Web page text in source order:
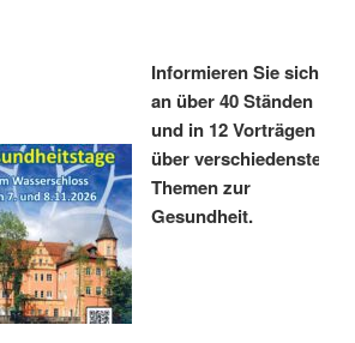
Informieren Sie sich
an über 40 Ständen
und in 12 Vorträgen
über verschiedenste
Themen zur
Gesundheit.